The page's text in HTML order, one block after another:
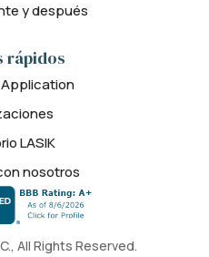
All Rights Reserved.
y después
rápidos
LASIK
nosotros